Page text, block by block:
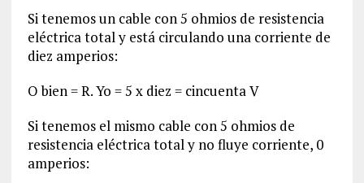
Si tenemos un cable con 5 ohmios de resistencia
eléctrica total y está circulando una corriente de
diez amperios:
O bien = R. Yo = 5 x diez = cincuenta V
Si tenemos el mismo cable con 5 ohmios de
resistencia eléctrica total y no fluye corriente, 0
amperios: